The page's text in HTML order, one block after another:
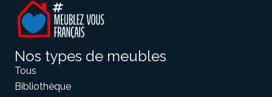
Nos types de meubles
Tous
Bibliothèque